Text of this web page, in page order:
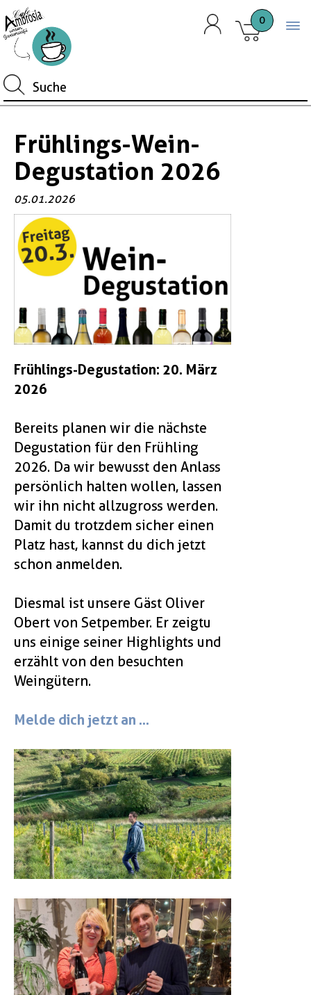
0
Frühlings-Wein-
Degustation 2026
05.01.2026
Frühlings-Degustation: 20. März
2026
Bereits planen wir die nächste
Degustation für den Frühling
2026. Da wir bewusst den Anlass
persönlich halten wollen, lassen
wir ihn nicht allzugross werden.
Damit du trotzdem sicher einen
Platz hast, kannst du dich jetzt
schon anmelden.
Diesmal ist unsere Gäst Oliver
Obert von Setpember. Er zeigtu
uns einige seiner Highlights und
erzählt von den besuchten
Weingütern.
Melde dich jetzt an ...